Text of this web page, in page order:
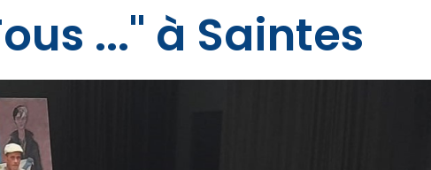
..." à Saintes